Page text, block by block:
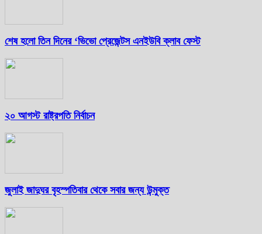
শেষ হলো তিন দিনের ‘ভিভো প্রেজেন্টস এনইউবি ক্লাব ফেস্ট
২০ আগস্ট রাষ্ট্রপতি নির্বাচন
জুলাই জাদুঘর বৃহস্পতিবার থেকে সবার জন্য উন্মুক্ত